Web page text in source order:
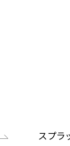
スプラ